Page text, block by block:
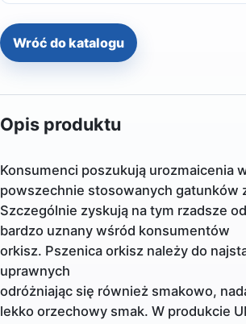
Wróć do katalogu
Opis produktu
Konsumenci poszukują urozmaicenia
powszechnie stosowanych gatunków
Szczególnie zyskują na tym rzadsze
bardzo uznany wśród konsumentów
orkisz. Pszenica orkisz należy do
uprawnych
odróżniając się również smakowo,
lekko orzechowy smak. W produkcie